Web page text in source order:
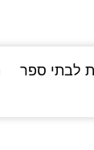
לבתי ספר